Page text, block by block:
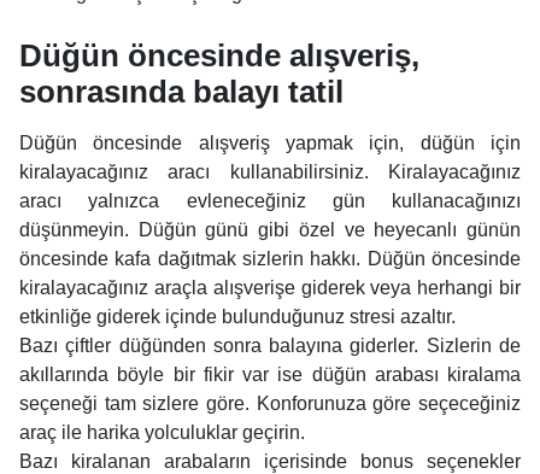
Düğün öncesinde alışveriş,
sonrasında balayı tatil
Düğün öncesinde alışveriş yapmak için, düğün için
kiralayacağınız aracı kullanabilirsiniz. Kiralayacağınız
aracı yalnızca evleneceğiniz gün kullanacağınızı
düşünmeyin. Düğün günü gibi özel ve heyecanlı günün
öncesinde kafa dağıtmak sizlerin hakkı. Düğün öncesinde
kiralayacağınız araçla alışverişe giderek veya herhangi bir
etkinliğe giderek içinde bulunduğunuz stresi azaltır.
Bazı çiftler düğünden sonra balayına giderler. Sizlerin de
akıllarında böyle bir fikir var ise düğün arabası kiralama
seçeneği tam sizlere göre. Konforunuza göre seçeceğiniz
araç ile harika yolculuklar geçirin.
Bazı kiralanan arabaların içerisinde bonus seçenekler